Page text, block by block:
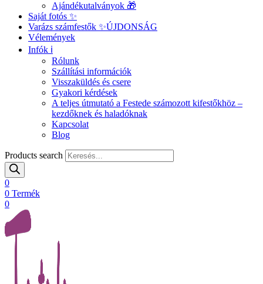
Ajándékutalványok 🎁
Saját fotós ✨
Varázs számfestők ✨ÚJDONSÁG
Vélemények
Infók ℹ️
Rólunk
Szállítási információk
Visszaküldés és csere
Gyakori kérdések
A teljes útmutató a Festede számozott kifestőkhöz –
kezdőknek és haladóknak
Kapcsolat
Blog
Products search
0
0 Termék
0